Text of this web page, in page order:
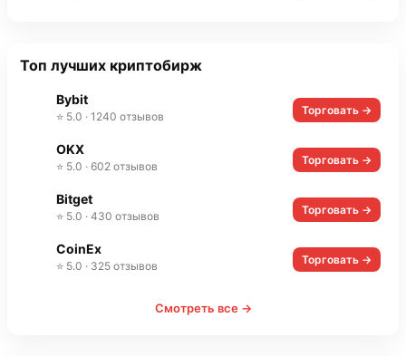
Топ лучших криптобирж
Bybit
⭐ 5.0 · 1240 отзывов Торговать →
OKX
⭐ 5.0 · 602 отзывов Торговать →
Bitget
⭐ 5.0 · 430 отзывов Торговать →
CoinEx
⭐ 5.0 · 325 отзывов Торговать →
Смотреть все →